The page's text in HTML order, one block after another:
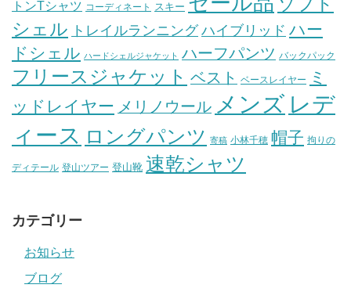
トンTシャツ コーディネート スキー
シェル トレイルランニング ハイブリッド ハー
ドシェル ハードシェルジャケット ハーフパンツ バックパック
フリースジャケット ベスト ベースレイヤー
ミ
ッドレイヤー メリノウール メンズ レデ
ィース ロングパンツ 寄稿 小林千穂 帽子 拘りの
ディテール 登山ツアー 登山靴 速乾シャツ
カテゴリー
お知らせ
ブログ